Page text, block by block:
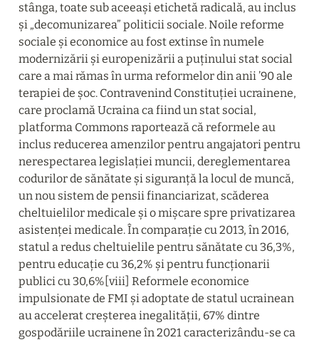
stânga, toate sub aceeași etichetă radicală, au inclus
și „decomunizarea” politicii sociale. Noile reforme
sociale și economice au fost extinse în numele
modernizării și europenizării a puținului stat social
care a mai rămas în urma reformelor din anii ’90 ale
terapiei de șoc. Contravenind Constituției ucrainene,
care proclamă Ucraina ca fiind un stat social,
platforma Commons raportează că reformele au
inclus reducerea amenzilor pentru angajatori pentru
nerespectarea legislației muncii, dereglementarea
codurilor de sănătate și siguranță la locul de muncă,
un nou sistem de pensii financiarizat, scăderea
cheltuielilor medicale și o mișcare spre privatizarea
asistenței medicale. În comparație cu 2013, în 2016,
statul a redus cheltuielile pentru sănătate cu 36,3%,
pentru educație cu 36,2% și pentru funcționarii
publici cu 30,6%[viii] Reformele economice
impulsionate de FMI și adoptate de statul ucrainean
au accelerat creșterea inegalității, 67% dintre
gospodăriile ucrainene în 2021 caracterizându-se ca